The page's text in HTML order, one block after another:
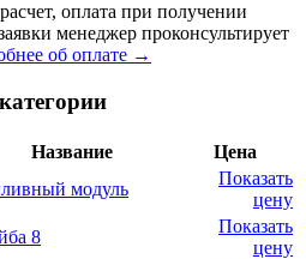
оплата при получении
менеджер проконсультирует
об оплате →
Название
Цена
модуль
Показать
цену
8
Показать
цену